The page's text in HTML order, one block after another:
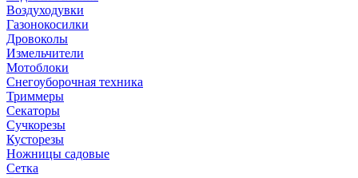
Воздуходувки
Газонокосилки
Дровоколы
Измельчители
Мотоблоки
Снегоуборочная техника
Триммеры
Секаторы
Сучкорезы
Кусторезы
Ножницы садовые
Сетка